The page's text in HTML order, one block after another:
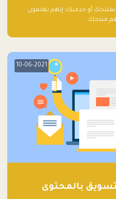
بمنتجك أو خدمتك؛ إنهم يهتمون
منتجك.
10-06-2021
بالمحتوى